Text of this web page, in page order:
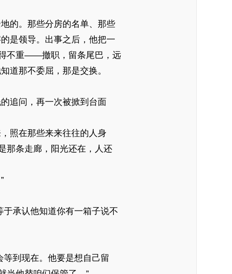
的。那些分房的名单、那些
是领导。出事之后，他把一
得不重——撤职，留条尾巴，远
道那不委屈，那是交换。
追问，再一次被掀到台面
照在那些来来往往的人身
那条走廊，阳光还在，人还
承认他知道你有一箱子说不
到现在。他要是想自己留